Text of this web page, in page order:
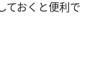
ておくと便利で